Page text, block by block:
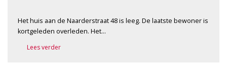
Het huis aan de Naarderstraat 48 is leeg. De laatste bewoner is
kortgeleden overleden. Het…
Lees verder